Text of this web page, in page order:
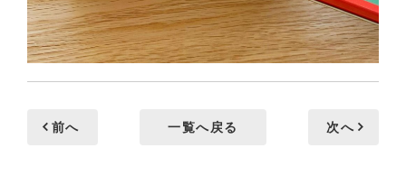
前へ 一覧へ戻る 次へ